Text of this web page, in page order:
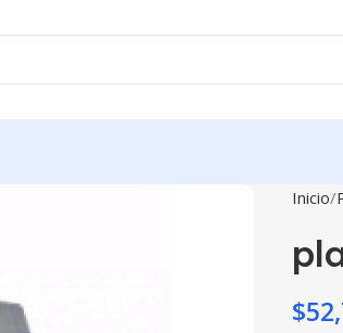
Inicio
$